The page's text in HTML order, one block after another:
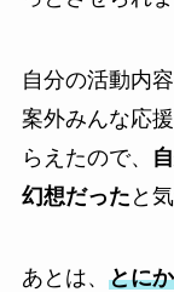
自分の活動内
案外みんな応
らえたので、
幻想だった と
あとは、 とに